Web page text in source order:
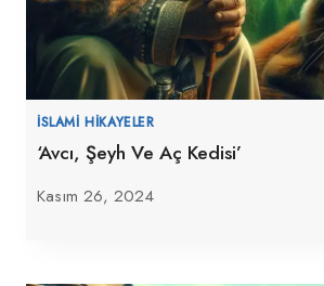
İSLAMI HIKAYELER
‘Avcı, Şeyh Ve Aç Kedisi’
Kasım 26, 2024